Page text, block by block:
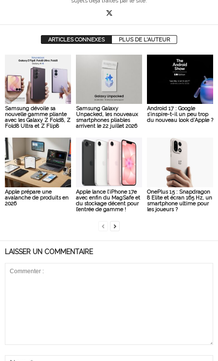
ARTICLES CONNEXES PLUS DE L'AUTEUR
Samsung dévoile sa
nouvelle gamme pliante
avec les Galaxy Z Fold8, Z
Fold8 Ultra et Z Flip8
Samsung Galaxy
Unpacked, les nouveaux
smartphones pliables
arrivent le 22 juillet 2026
Android 17 : Google
s’inspire-t-il un peu trop
du nouveau look d’Apple ?
Apple prépare une
avalanche de produits en
2026
Apple lance l’iPhone 17e
avec enfin du MagSafe et
du stockage décent pour
l’entrée de gamme !
OnePlus 15 : Snapdragon
8 Elite et écran 165 Hz, un
smartphone ultime pour
les joueurs ?
LAISSER UN COMMENTAIRE